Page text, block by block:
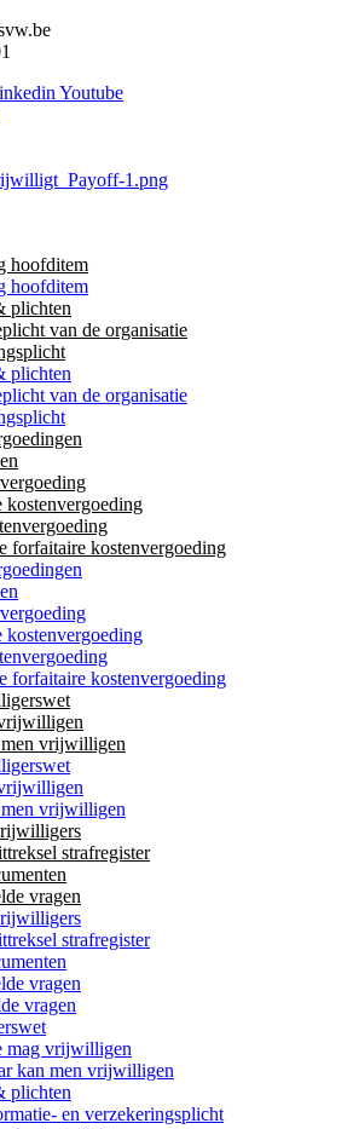
Youtube
hoofditem
hoofditem
plichten
van de organisatie
plichten
van de organisatie
kostenvergoeding
forfaitaire kostenvergoeding
kostenvergoeding
forfaitaire kostenvergoeding
vrijwilligen
vrijwilligen
strafregister
vragen
strafregister
vragen
vragen
mag vrijwilligen
kan men vrijwilligen
plichten
en verzekeringsplicht